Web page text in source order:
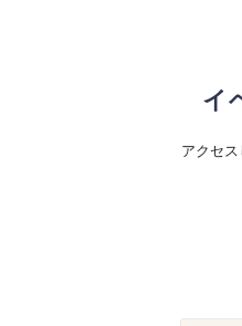
イ
アクセ